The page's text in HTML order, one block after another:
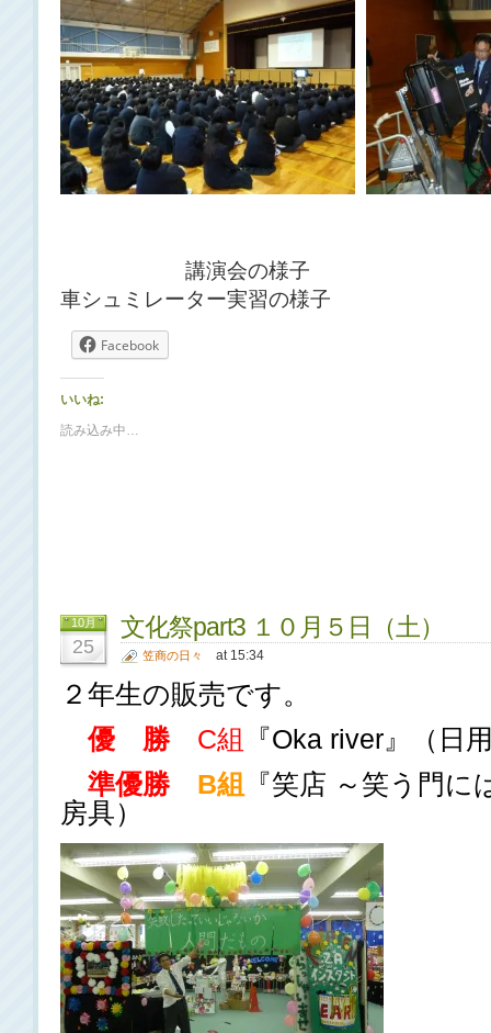
講演会の様
車シュミレータ
Facebook
いいね:
読み込み中…
10月
25
文化祭part3 １０月５日（土）
at 15:34
笠商の日々
２年生の販売です。
優 勝
C組
『Oka river』（
準優勝
B組 『笑店 ～笑う門
房具）